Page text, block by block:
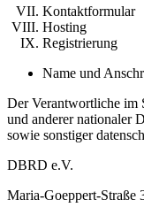
Kontaktformular
Hosting
Registrierung
Name und
Der Verantwortliche im
und anderer nationaler
sowie sonstiger
DBRD e.V.
Maria-Goeppert-Straße